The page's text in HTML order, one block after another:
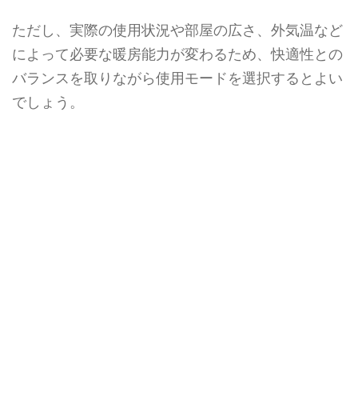
ただし、実際の使用状況や部屋の広さ、外気温など
によって必要な暖房能力が変わるため、快適性との
バランスを取りながら使用モードを選択するとよい
でしょう。